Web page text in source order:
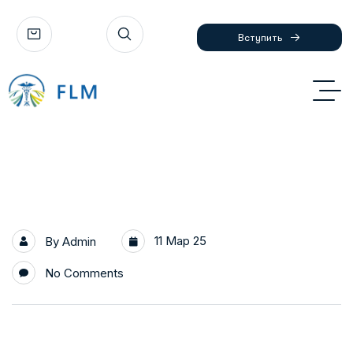
Вступить
By Admin 11 Мар 25
No Comments